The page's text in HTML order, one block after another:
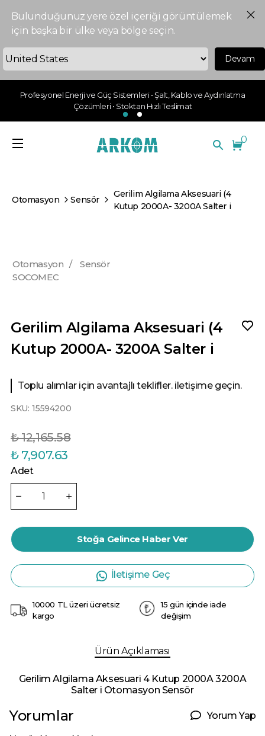
Bulunduğunuz yere özel içeriği görüntülemek
için başka bir ülke veya bölge seçin.
Devam
Profesyonel Enerji ve Güç Sistemleri • Şalt, Kablo ve Aydınlatma
Çözümleri • Stoktan Hızlı Teslimat
0
Otomasyon Sensör
Gerilim Algilama Aksesuari (4
Kutup 2000A- 3200A Salter i
Otomasyon /
Sensör
SOCOMEC
Gerilim Algilama Aksesuari (4
Kutup 2000A- 3200A Salter i
Toplu alımlar için avantajlı teklifler. iletişime geçin.
SKU: 15594200
₺ 12,165.58
₺ 7,907.63
Adet
Stoğa Gelince Haber Ver
İletişime Geç
10000 TL üzeri ücretsiz
kargo
15 gün içinde iade
değişim
Ürün Açıklaması
Gerilim Algilama Aksesuari 4 Kutup 2000A 3200A
Salter i Otomasyon Sensör
Yorumlar Yorum Yap